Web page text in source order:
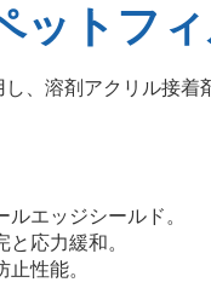
ットフ
、溶剤アクリル接着
エッジシールド。
応力緩和。
性能。